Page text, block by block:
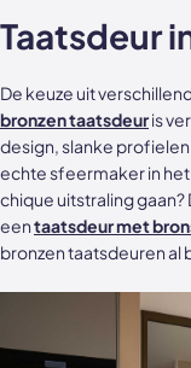
Taatsdeur
De keuze uit
bronzen taatsdeuris
design, slanke
echte sfeermaker in
chique uitstraling
eentaatsdeur met
bronzen taatsdeuren al